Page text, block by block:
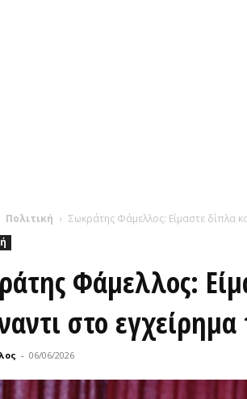
Πολιτική
Σωκράτης Φάμελλος: Είμαστε δίπλα
Φάμελλος:
στο
- 06/06/2026